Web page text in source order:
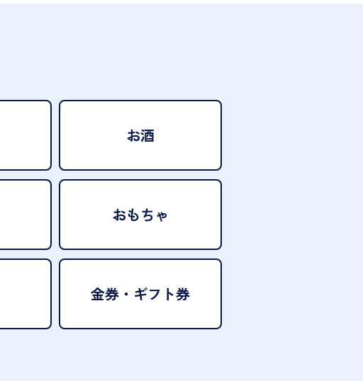
お酒
おもちゃ
金券・ギフト券